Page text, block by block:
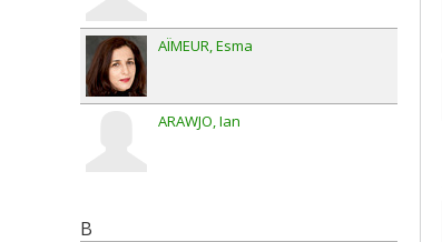
AÏMEUR Esma
ARAWJO Ian
B